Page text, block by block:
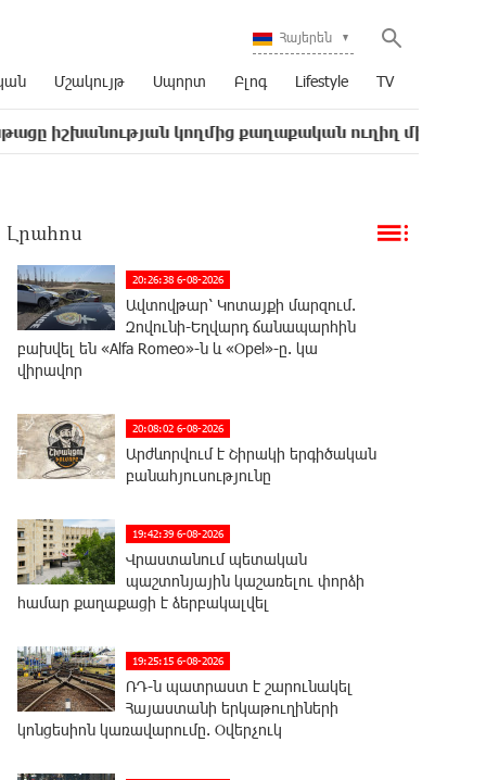
Հայերեն
Մշակույթ Սպորտ Բլոգ Lifestyle TV
կողմից քաղաքական ուղիղ միջամտություն է
Լրահոս
20:26:38 6-08-2026
Ավտովթար՝ Կոտայքի մարզում.
Զովունի-Եղվարդ ճանապարհին
բախվել են «Alfa Romeo»-ն և «Opel»-ը. կա
վիրավոր
20:08:02 6-08-2026
Արժևորվում է Շիրակի երգիծական
բանահյուսությունը
19:42:39 6-08-2026
Վրաստանում պետական ​​
պաշտոնյային կաշառելու փորձի
համար քաղաքացի է ձերբակալվել
19:25:15 6-08-2026
ՌԴ-ն պատրաստ է շարունակել
Հայաստանի երկաթուղիների
կոնցեսիոն կառավարումը. Օվերչուկ